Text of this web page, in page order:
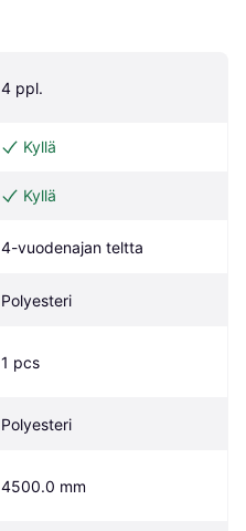
4 ppl.
Kyllä
Kyllä
4-vuodenajan teltta
Polyesteri
1 pcs
Polyesteri
4500.0 mm